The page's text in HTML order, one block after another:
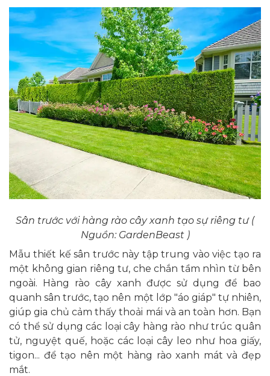
Sân trước với hàng rào cây xanh tạo sự riêng tư (
Nguồn: GardenBeast )
Mẫu thiết kế sân trước này tập trung vào việc tạo ra
một không gian riêng tư, che chắn tầm nhìn từ bên
ngoài. Hàng rào cây xanh được sử dụng để bao
quanh sân trước, tạo nên một lớp "áo giáp" tự nhiên,
giúp gia chủ cảm thấy thoải mái và an toàn hơn. Bạn
có thể sử dụng các loại cây hàng rào như trúc quân
tử, nguyệt quế, hoặc các loại cây leo như hoa giấy,
tigon... để tạo nên một hàng rào xanh mát và đẹp
mắt.